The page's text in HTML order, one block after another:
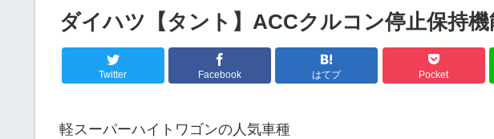
ダイハツ【タント】ACCクルコン停止保持
Twitter Facebook はてブ Pocket
軽スーパーハイトワゴンの人気車種